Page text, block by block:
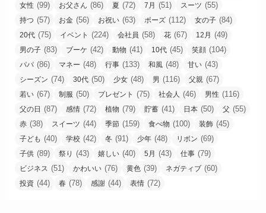
女性 (99) お父さん (86) 夏 (72) 7月 (51) スーツ (55)
持つ (57) お金 (56) お祝い (63) ポーズ (112) 女の子 (84)
20代 (75) イベント (224) 会社員 (58) 花 (67) 12月 (49)
男の子 (83) ブーケ (42) 動物 (41) 10代 (45) 笑顔 (104)
パパ (86) マネー (48) 行事 (133) 和風 (48) 甘い (43)
シーズン (74) 30代 (50) 少女 (48) 男 (116) 父親 (67)
若い (67) 制服 (50) プレゼント (75) 社会人 (46) 男性 (116)
父の日 (87) 感情 (72) 植物 (79) 貯蓄 (41) 日本 (50) 父 (55)
赤 (38) スイーツ (44) 季節 (159) 食べ物 (100) 装飾 (45)
子ども (40) 学校 (42) 冬 (91) 少年 (48) リボン (69)
子供 (89) 祭り (43) 嬉しい (40) 5月 (43) 仕事 (79)
ビジネス (51) かわいい (76) 黄色 (39) ネガティブ (60)
投資 (44) 春 (78) 感謝 (44) 表情 (72)